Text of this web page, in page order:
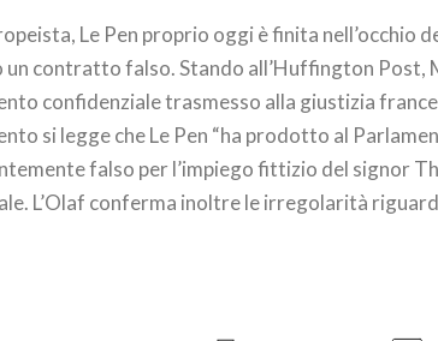
Le Pen proprio oggi è finita nell’occhio
contratto falso. Stando all’Huffington Post,
confidenziale trasmesso alla giustizia
si legge che Le Pen “ha prodotto al
falso per l’impiego fittizio del signor
L’Olaf conferma inoltre le irregolarità